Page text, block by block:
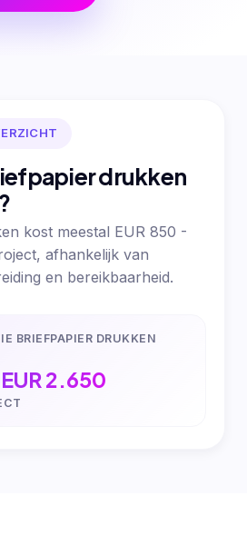
drukken
kost meestal EUR 850 -
afhankelijk van
en bereikbaarheid.
BRIEFPAPIER DRUKKEN
2.650